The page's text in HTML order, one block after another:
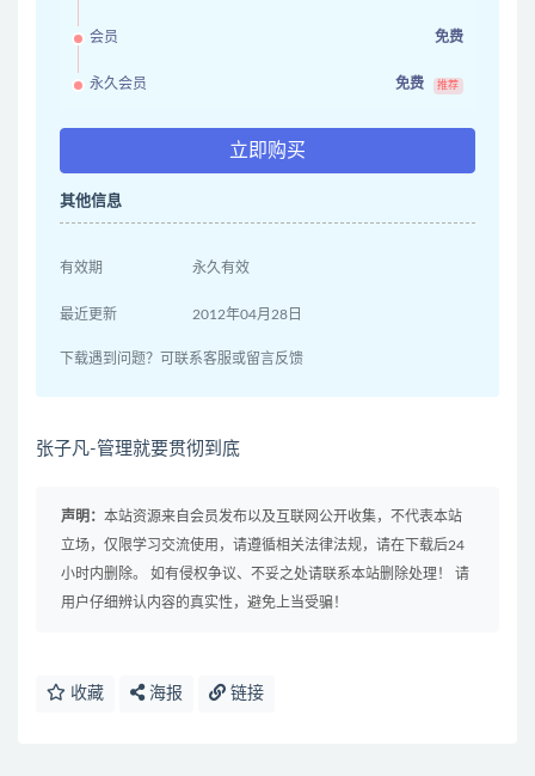
会员 免费
永久会员 免费 推荐
立即购买
其他信息
有效期 永久有效
最近更新 2012年04月28日
下载遇到问题？可联系客服或留言反馈
张子凡-管理就要贯彻到底
声明： 本站资源来自会员发布以及互联网公开收集，不代表本站
立场，仅限学习交流使用，请遵循相关法律法规，请在下载后24
小时内删除。 如有侵权争议、不妥之处请联系本站删除处理！ 请
用户仔细辨认内容的真实性，避免上当受骗！
收藏 海报 链接